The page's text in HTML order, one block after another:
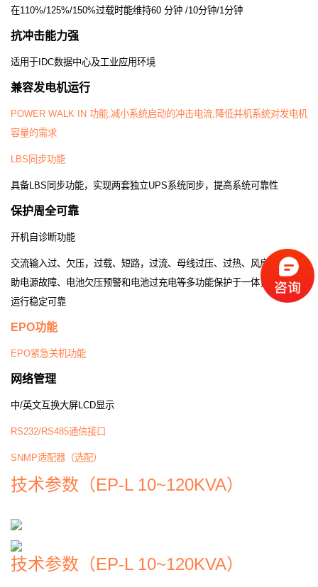
在110%/125%/150%过载时能维持60 分钟 /10分钟/1 分钟
抗冲击能力强
适用于 IDC数据中心及工业应用环境
兼容发电机运行
POWER WALK IN 功能 减小系统启动的冲击电流 降低并机系统对发电机
容量的需求
LBS 同步功能
具备 LBS 同步功能，实现两套独立UPS系统同步，提高系统可靠性
保护周全可靠
开机自诊断功能
交流输入过、欠压，过载、短路，过流、母线过压、过热、风扇故障、辅
助电源故障、电池欠压预警和电池过充电等多功能保护于一体，保证系统
运行稳定可靠
EPO功能
EPO紧急关机功能
网络管理
中/英文互换大屏 LCD显示
RS232/RS485通信接口
SNMP适配器（选配）
技术参数（EP-L 10~120KVA）
技术参数（EP-L 10~120KVA）